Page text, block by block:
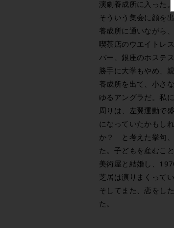
演劇養成所に入った
そういう集会に顔を
養成所に通いながら
喫茶店のウエイトレ
バー、銀座のホステ
勝手に大学もやめ、
養成所を出て、小さ
ゆるアングラだ。私
周りは、左翼運動で
になっていたかもし
か？ と考えた挙句、
た。子どもを産むこ
美術屋と結婚し、
芝居は演りまくって
そしてまた、恋をし
た。